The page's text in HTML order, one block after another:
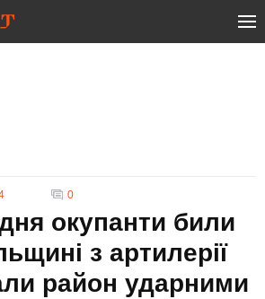
0
окупанти били
з артилерії
район ударними